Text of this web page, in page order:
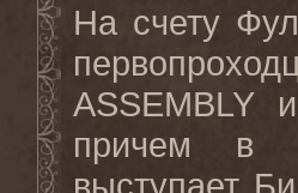
На счету
ASSEMBLY
причем в